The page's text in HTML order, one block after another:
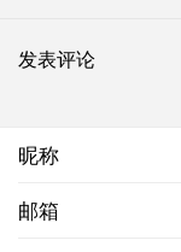
发表评论
昵称
邮箱